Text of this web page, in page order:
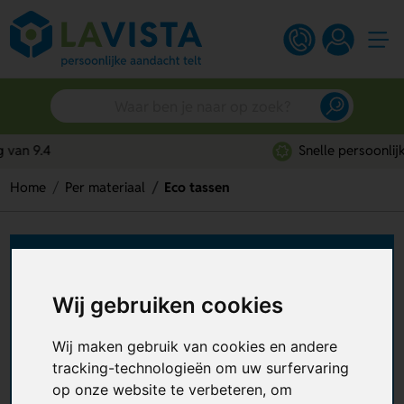
Wij gebruiken cookies
Wij maken gebruik van cookies en andere
tracking-technologieën om uw surfervaring
op onze website te verbeteren, om
Snelle persoonlijke service
Home Per materiaal Eco tassen
bedrukken
ook rekening houden met het milieu? Laat dan
duurzame tassen bedrukken. Dit kan al vanaf 25
stuks en vanaf € 1,01 per stuk. Van tote bags tot